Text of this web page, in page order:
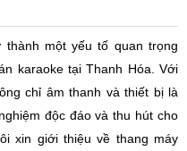
thành một yếu tố quan trọng
karaoke tại Thanh Hóa. Với
chỉ âm thanh và thiết bị là
độc đáo và thu hút cho
xin giới thiệu về thang máy